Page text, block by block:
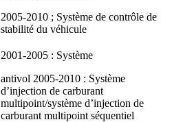
2005-2010 ; Système de contrôle de
stabilité du véhicule
2001-2005 : Système
antivol 2005-2010 : Système
d’injection de carburant
multipoint/système d’injection de
carburant multipoint séquentiel